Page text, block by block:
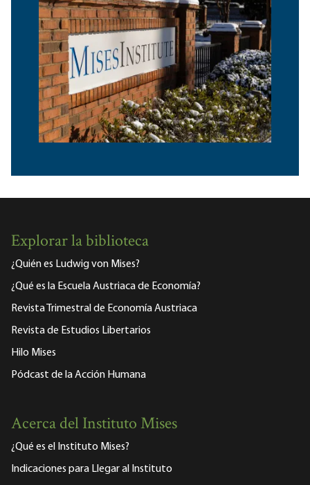
Explorar la biblioteca
¿Quién es Ludwig von Mises?
¿Qué es la Escuela Austriaca de Economía?
Revista Trimestral de Economía Austriaca
Revista de Estudios Libertarios
Hilo Mises
Pódcast de la Acción Humana
Acerca del Instituto Mises
¿Qué es el Instituto Mises?
Indicaciones para Llegar al Instituto